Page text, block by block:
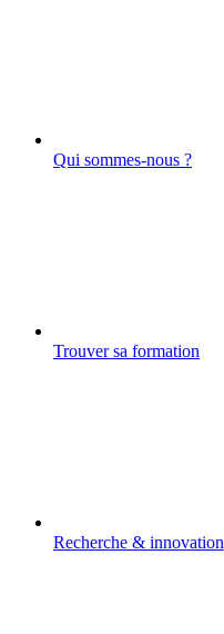
Qui sommes-nous ?
Trouver sa formation
Recherche & innovation